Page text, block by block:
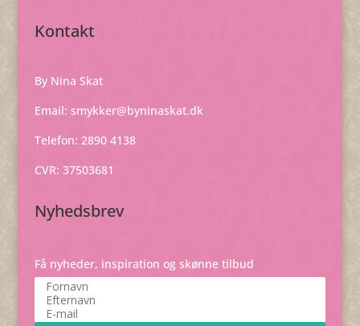
Kontakt
By Nina Skat
Email: smykker@byninaskat.dk
Telefon: 2890 4138
CVR: 37503681
Nyhedsbrev
Få nyheder, inspiration og skønne tilbud